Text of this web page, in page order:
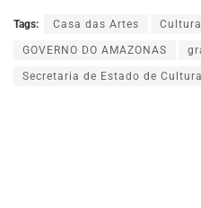
Tags: Casa das Artes
GOVERNO DO AMAZONAS
Secretaria de Estado de